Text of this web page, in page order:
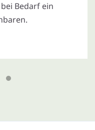
Bedarf ein